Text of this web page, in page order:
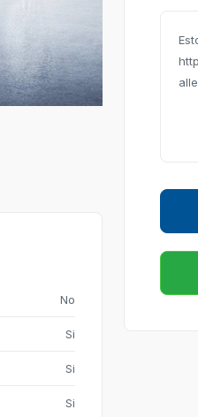
No
Si
Si
Si